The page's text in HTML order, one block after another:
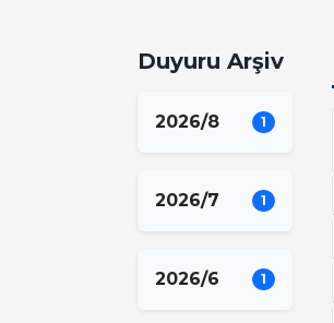
Duyuru Arşiv
2026/8 1
2026/7 1
2026/6 1